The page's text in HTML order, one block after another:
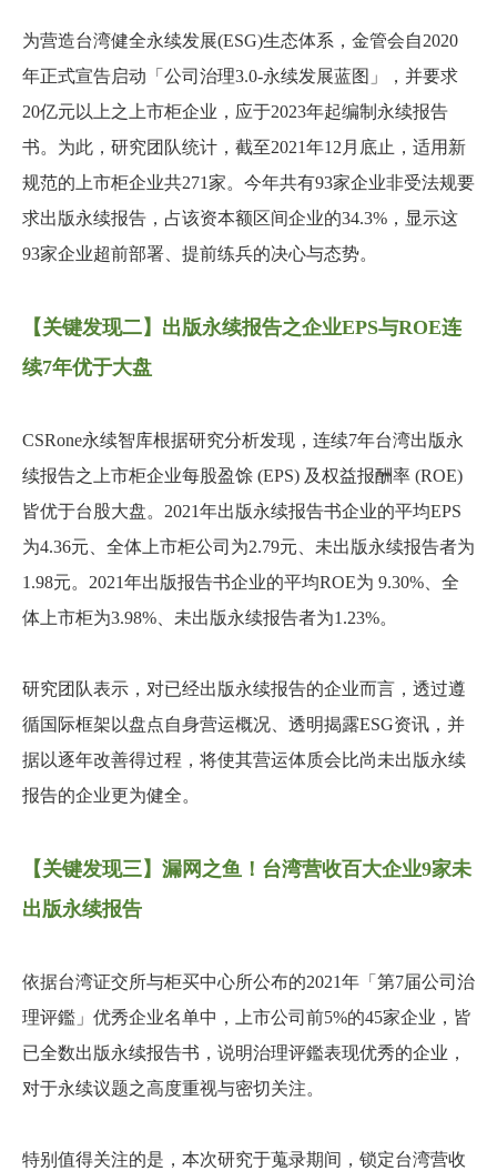
为营造台湾健全永续发展(ESG)生态体系，金管会自2020
年正式宣告启动「公司治理3.0-永续发展蓝图」，并要求
20亿元以上之上市柜企业，应于2023年起编制永续报告
书。为此，研究团队统计，截至2021年12月底止，适用新
规范的上市柜企业共271家。今年共有93家企业非受法规要
求出版永续报告，占该资本额区间企业的34.3%，显示这
93家企业超前部署、提前练兵的决心与态势。
【关键发现二】出版永续报告之企业EPS与ROE连
续7年优于大盘
CSRone永续智库根据研究分析发现，连续7年台湾出版永
续报告之上市柜企业每股盈馀 (EPS) 及权益报酬率 (ROE)
皆优于台股大盘。2021年出版永续报告书企业的平均EPS
为4.36元、全体上市柜公司为2.79元、未出版永续报告者为
1.98元。2021年出版报告书企业的平均ROE为 9.30%、全
体上市柜为3.98%、未出版永续报告者为1.23%。
研究团队表示，对已经出版永续报告的企业而言，透过遵
循国际框架以盘点自身营运概况、透明揭露ESG资讯，并
据以逐年改善得过程，将使其营运体质会比尚未出版永续
报告的企业更为健全。
【关键发现三】漏网之鱼！台湾营收百大企业9家未
出版永续报告
依据台湾证交所与柜买中心所公布的2021年「第7届公司治
理评鑑」优秀企业名单中，上市公司前5%的45家企业，皆
已全数出版永续报告书，说明治理评鑑表现优秀的企业，
对于永续议题之高度重视与密切关注。
特别值得关注的是，本次研究于蒐录期间，锁定台湾营收